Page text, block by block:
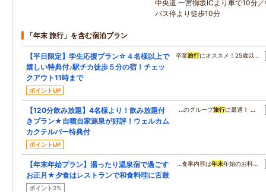
中央道 一宮御坂ICより車で10分
バス停より徒歩10分
「年末 旅行」を含む宿泊プラン
【平日限定】学生応援プラン☆４名様以上で
嬉しい特典付♪駅チカ徒歩５分の宿！チェッ
クアウト11時まで
ポイントUP
卒業旅行にオススメ！25歳以…
【120分飲み放題】4名様より！飲み放題付
きプラン★自噴自家源泉が好評！ウェルカム
カクテルバー特典付
ポイントUP
…のグループ旅行に最適！ …
【年末年始プラン】湯ったり温泉宿で過ごす
お正月★夕食はレストランで和食料理に舌鼓
ポイント2%
…食事内容は年末年始のお料…